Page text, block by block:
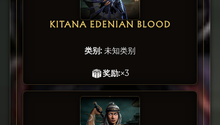
KITANA EDENIAN BLOOD
类别: 未知类别
奖励:×3